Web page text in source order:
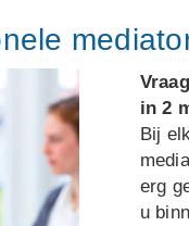
in 2
Bij
erg
u